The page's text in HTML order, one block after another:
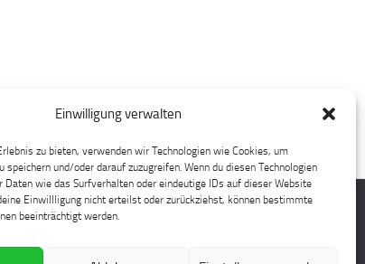
Einwilligung verwalten
zu bieten, verwenden wir Technologien wie Cookies, um
speichern und/oder darauf zuzugreifen. Wenn du diesen Technologien
wie das Surfverhalten oder eindeutige IDs auf dieser Website
Einwillligung nicht erteilst oder zurückziehst, können bestimmte
beeinträchtigt werden.